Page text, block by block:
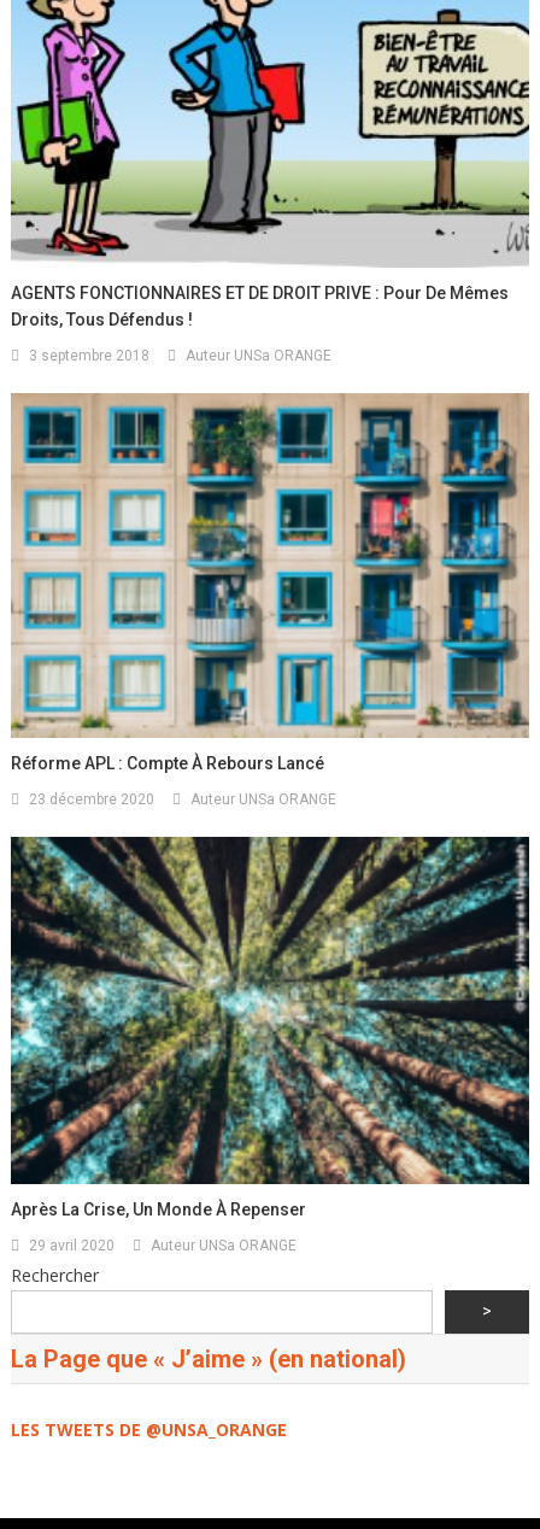
AGENTS FONCTIONNAIRES ET DE DROIT PRIVE : Pour De Mêmes
Droits, Tous Défendus !
3 septembre 2018 Auteur UNSa ORANGE
Réforme APL : Compte À Rebours Lancé
23 décembre 2020 Auteur UNSa ORANGE
Après La Crise, Un Monde À Repenser
29 avril 2020 Auteur UNSa ORANGE
Rechercher
>
La Page que « J’aime » (en national)
LES TWEETS DE @UNSA_ORANGE